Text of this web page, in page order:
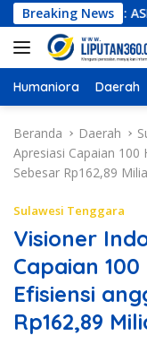
a
g
u
Breaking News
ASR
Humaniora Daerah
Beranda Daerah
Apresiasi Capaian 100
Sebesar Rp162,89
Sulawesi Tenggara
Visioner
Capaian
Efisiensi
Rp162,89